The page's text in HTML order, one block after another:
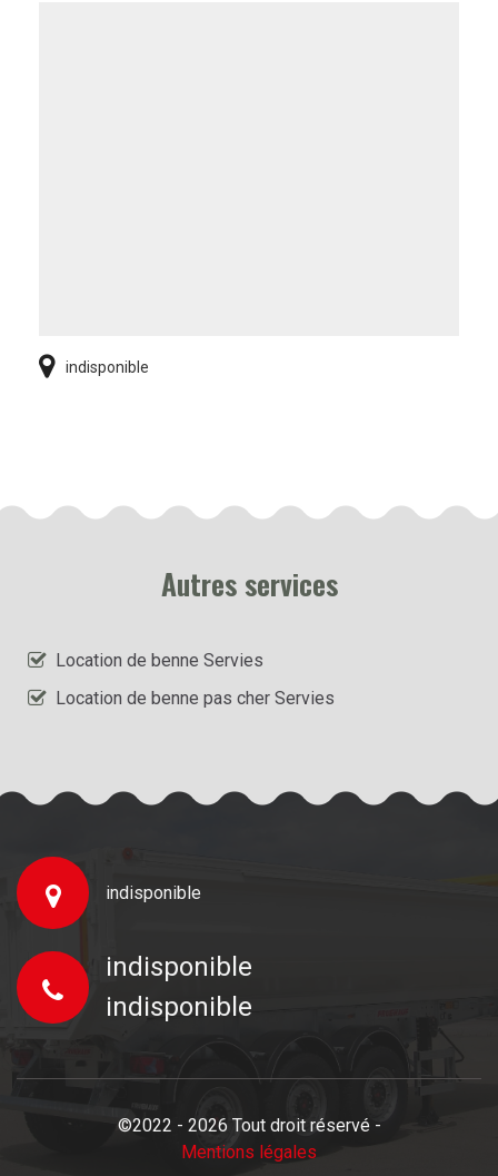
indisponible
Autres services
Location de benne Servies
Location de benne pas cher Servies
indisponible
indisponible
indisponible
©2022 - 2026 Tout droit réservé -
Mentions légales